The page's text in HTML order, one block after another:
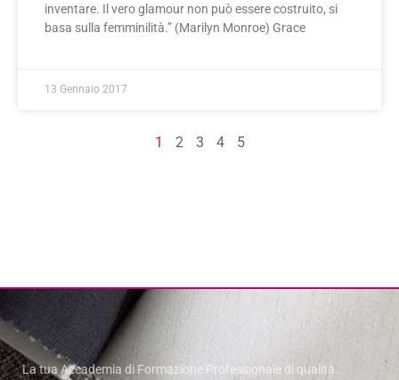
inventare. Il vero glamour non può essere costruito, si
basa sulla femminilità.” (Marilyn Monroe) Grace
13 Gennaio 2017
1 2 3 4 5
La tua Accademia di Formazione Professionale di qualità.